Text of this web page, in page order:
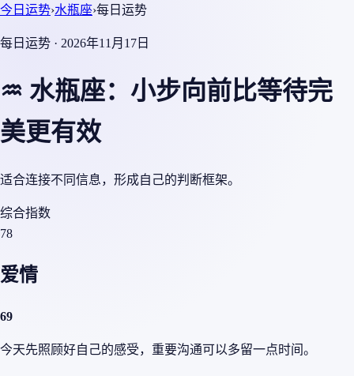
今日运势›水瓶座›每日运势
每日运势 · 2026年11月17日
♒ 水瓶座：小步向前比等待完
美更有效
适合连接不同信息，形成自己的判断框架。
综合指数
78
爱情
69
今天先照顾好自己的感受，重要沟通可以多留一点时间。